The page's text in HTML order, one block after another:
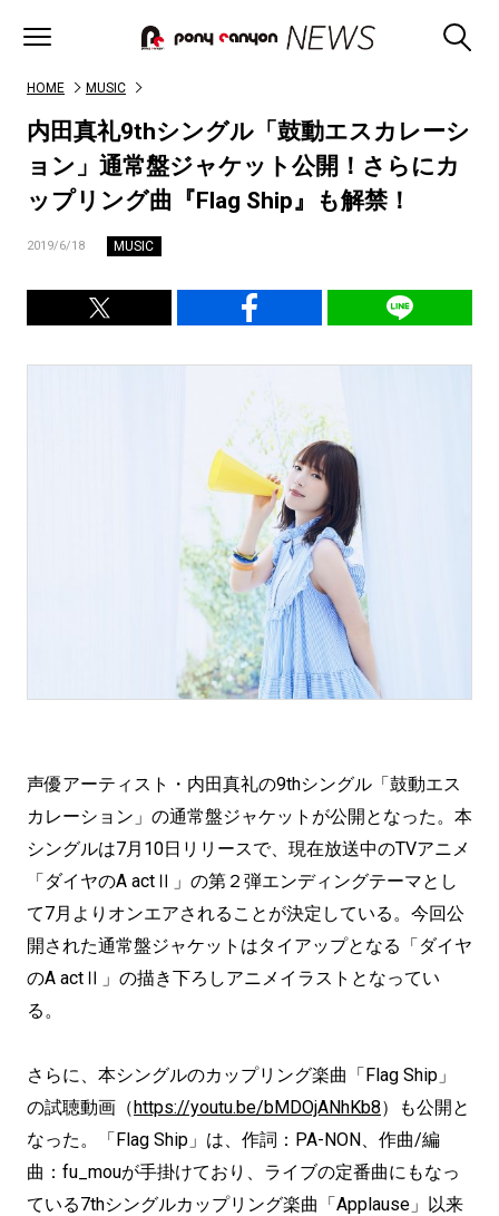
HOME MUSIC
内田真礼9thシングル「鼓動エスカレーシ
ョン」通常盤ジャケット公開！さらにカ
ップリング曲『Flag Ship』も解禁！
2019/6/18 MUSIC
声優アーティスト・内田真礼の9thシングル「鼓動エス
カレーション」の通常盤ジャケットが公開となった。本
シングルは7月10日リリースで、現在放送中のTVアニメ
「ダイヤのA actⅡ」の第２弾エンディングテーマとし
て7月よりオンエアされることが決定している。今回公
開された通常盤ジャケットはタイアップとなる「ダイヤ
のA actⅡ」の描き下ろしアニメイラストとなってい
る。
さらに、本シングルのカップリング楽曲「Flag Ship」
の試聴動画（https://youtu.be/bMDOjANhKb8）も公開と
なった。「Flag Ship」は、作詞：PA-NON、作曲/編
曲：fu_mouが手掛けており、ライブの定番曲にもなっ
ている7thシングルカップリング楽曲「Applause」以来